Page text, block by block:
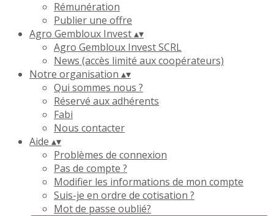
Rémunération
Publier une offre
Agro Gembloux Invest▴▾
Agro Gembloux Invest SCRL
News (accès limité aux coopérateurs)
Notre organisation ▴▾
Qui sommes nous ?
Réservé aux adhérents
Fabi
Nous contacter
Aide ▴▾
Problèmes de connexion
Pas de compte ?
Modifier les informations de mon compte
Suis-je en ordre de cotisation ?
Mot de passe oublié?